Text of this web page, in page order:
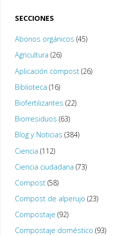
SECCIONES
Abonos orgánicos (45)
Agricultura (26)
Aplicación compost(26)
Biblioteca (16)
Biofertilizantes (22)
Biorresiduos (63)
Blog y Noticias (384)
Ciencia (112)
Ciencia ciudadana (73)
Compost(58)
Compost de alperujo (23)
Compostaje (92)
Compostaje doméstico (93)